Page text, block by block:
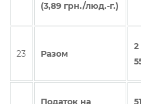
(3,89 грн./люд.-г.)
23 Разом
2
Податок на